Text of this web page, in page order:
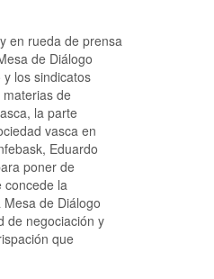
en rueda de prensa
de Diálogo
los sindicatos
de
la parte
vasca en
Eduardo
poner de
concede la
de Diálogo
de negociación y
que